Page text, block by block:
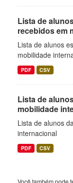
Lista de
recebidos em
Lista de alunos
mobilidade
PDF CSV
Lista de
mobilidade
Lista de alunos
internacional
PDF CSV
Você também pode